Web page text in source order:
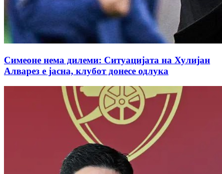
Симеоне нема дилеми: Ситуацијата на Хулијан
Алварез е јасна, клубот донесе одлука